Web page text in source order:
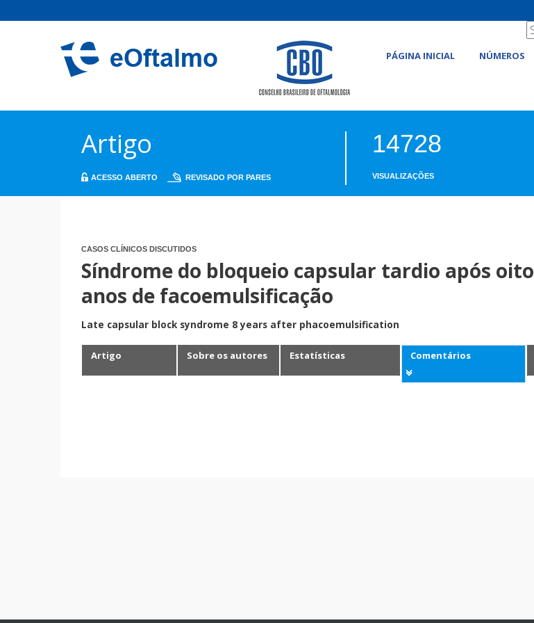
PÁGINA INICIAL NÚMEROS
Artigo
ACESSO ABERTO REVISADO POR PARES
14728
VISUALIZAÇÕES
CASOS CLÍNICOS DISCUTIDOS
Síndrome do bloqueio capsular tardio após oito
anos de facoemulsificação
Late capsular block syndrome 8 years after phacoemulsification
Artigo Sobre os autores Estatísticas Comentários